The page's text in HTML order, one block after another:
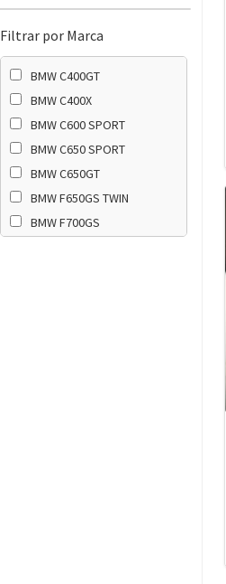
SUZUKI
TRIUMPH
YAMAHA
Filtrar por Marca
BMW C400GT
BMW C400X
BMW C600 SPORT
BMW C650 SPORT
BMW C650GT
BMW F650GS TWIN
BMW F700GS